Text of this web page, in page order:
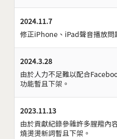
2024.11.7
修正iPhone、iPad聲音播放問
2024.3.28
由於人力不足難以配合
功能暫且下架。
2023.11.13
由於貢獻紀錄參雜許多腥羶內
燒燙燙新詞暫且下架。